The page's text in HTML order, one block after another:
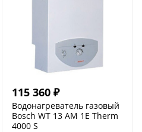
115 360 ₽
Водонагреватель газовый
Bosch WT 13 AM 1E Therm
4000 S